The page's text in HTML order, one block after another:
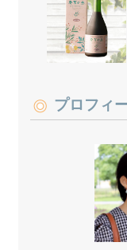
プロフィ